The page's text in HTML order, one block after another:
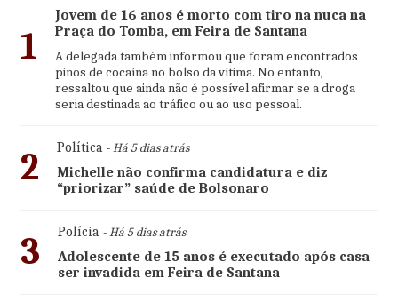
1
Jovem de 16 anos é morto com tiro na nuca na
Praça do Tomba, em Feira de Santana
A delegada também informou que foram encontrados
pinos de cocaína no bolso da vítima. No entanto,
ressaltou que ainda não é possível afirmar se a droga
seria destinada ao tráfico ou ao uso pessoal.
2 Política- Há 5 dias atrás
Michelle não confirma candidatura e diz
“priorizar” saúde de Bolsonaro
3 Polícia- Há 5 dias atrás
Adolescente de 15 anos é executado após casa
ser invadida em Feira de Santana